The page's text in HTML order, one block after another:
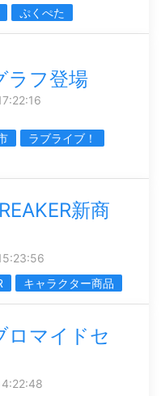
ぷくぺた
ラフ登場
ラブライブ！
新商
キャラクター商品
ロマイドセ